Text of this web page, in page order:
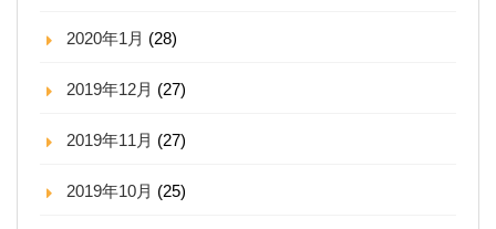
2020年1月 (28)
2019年12月 (27)
2019年11月 (27)
2019年10月 (25)